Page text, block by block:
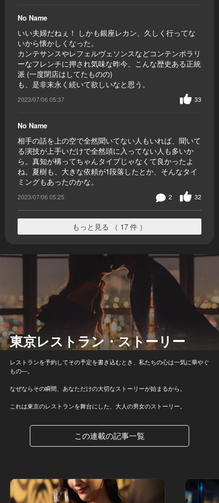
No Name
いい夫婦だねぇ！ しかも銀座レカン、久しく行ってな
いから懐かしくなった。
カンテサンスやレフェルヴェソンスなどコンテンポラリ
ーなフレンチに押され気味な昨今、こんな歴史ある正統
派 (一度閉店はしてたものの)
も、是非末永く続いて欲しいなと思う。
2023/07/06 05:37 33
No Name
相手の話を上の空で全然聞いてない人もいれば、聞いて
る演技が上手いだけで全然頭に入ってない人も多いか
ら。真知が構ってちゃんタイプじゃなくて良かったよ
ね。夏樹も、大きな依頼が1段落したとか、そんなタイ
ミングもあったのかな。
2023/07/06 05:25 32
2
もっと見る （ 17 件 ）
東京レストラン・ストーリー
レストランを予約してその予定を書き込むとき、私たちの心は一気に華やぐ
もの―。
なぜならその瞬間、あなただけの大切なストーリーが始まるから。
これは東京のレストランを舞台にした、大人の男女のストーリー。
この連載の記事一覧